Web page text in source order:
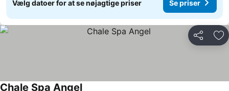
Vælg datoer for at se nøjagtige priser Se priser
Del
Chale Spa Angel